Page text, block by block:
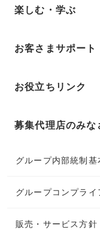
楽しむ・学ぶ
お客さまサポート
お役立ちリンク
募集代理店のみな
グループ内部統制基
グループコンプラ
販売・サービス方針